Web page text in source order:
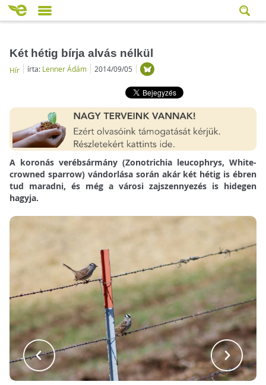
Két hétig bírja alvás nélkül
Hír írta: Lenner Ádám 2014/09/05
A koronás verébsármány (Zonotrichia leucophrys, White-
crowned sparrow) vándorlása során akár két hétig is ébren
tud maradni, és még a városi zajszennyezés is hidegen
hagyja.